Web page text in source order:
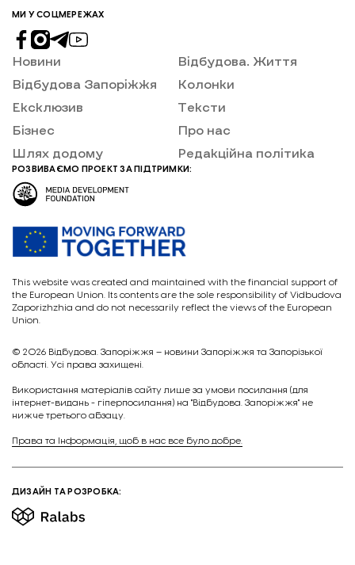
МИ У СОЦМЕРЕЖАХ
Новини
Відбудова Запоріжжя
Ексклюзив
Бізнес
Шлях додому
Відбудова. Життя
Колонки
Тексти
Про нас
Редакційна політика
РОЗВИВАЄМО ПРОЕКТ ЗА ПІДТРИМКИ:
This website was created and maintained with the financial support of
the European Union. Its contents are the sole responsibility of Vidbudova
Zaporizhzhia and do not necessarily reflect the views of the European
Union.
© 2026 Відбудова. Запоріжжя – новини Запоріжжя та Запорізької
області. Усі права захищені.
Викориcтання матеріалів сайту лише за умови посилання (для
інтернет-видань - гіперпосилання) на "Відбудова. Запоріжжя" не
нижче третього абзацу.
Права та Інформація, щоб в нас все було добре.
ДИЗАЙН ТА РОЗРОБКА: